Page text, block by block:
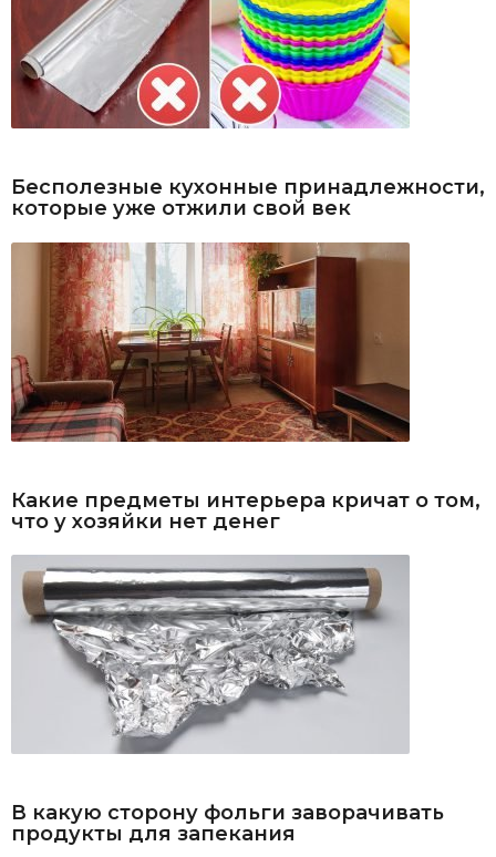
Бесполезные кухонные принадлежности,
которые уже отжили свой век
Какие предметы интерьера кричат о том,
что у хозяйки нет денег
В какую сторону фольги заворачивать
продукты для запекания